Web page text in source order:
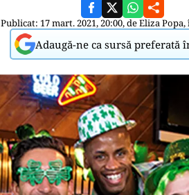
Publicat: 17 mart. 2021, 20:00, deEliza Popa,
Adaugă-ne ca sursă preferată